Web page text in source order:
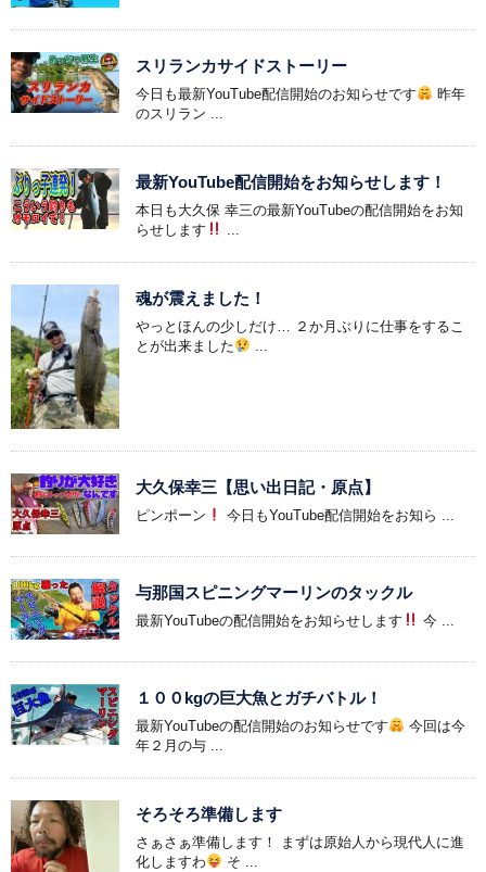
スリランカサイドストーリー
今日も最新YouTube配信開始のお知らせです
昨年
のスリラン ...
最新YouTube配信開始をお知らせします！
本日も大久保 幸三の最新YouTubeの配信開始をお知
らせします
魂が震えました！
やっとほんの少しだけ… ２か月ぶりに仕事をするこ
とが出来ました
大久保幸三【思い出日記・原点】
ピンポーン 今日もYouTube配信開始をお知ら ...
与那国スピニングマーリンのタックル
最新YouTubeの配信開始をお知らせします 今 ...
１００kgの巨大魚とガチバトル！
最新YouTubeの配信開始のお知らせです
今回は今
年２月の与 ...
そろそろ準備します
さぁさぁ準備します！ まずは原始人から現代人に進
化しますわ
そ ...